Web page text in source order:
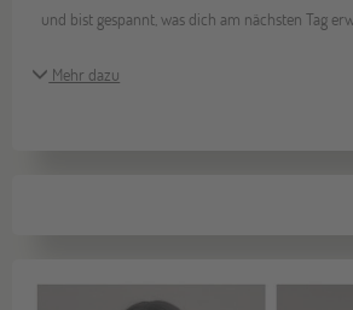
und bist gespannt, was dich am nächsten Tag
Mehr dazu